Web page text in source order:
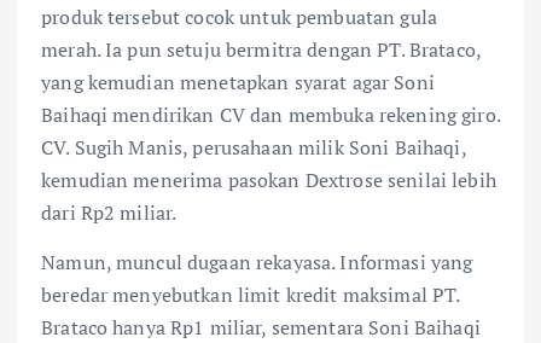
produk tersebut cocok untuk pembuatan gula
merah. Ia pun setuju bermitra dengan PT. Brataco,
yang kemudian menetapkan syarat agar Soni
Baihaqi mendirikan CV dan membuka rekening giro.
CV. Sugih Manis, perusahaan milik Soni Baihaqi,
kemudian menerima pasokan Dextrose senilai lebih
dari Rp2 miliar.
Namun, muncul dugaan rekayasa. Informasi yang
beredar menyebutkan limit kredit maksimal PT.
Brataco hanya Rp1 miliar, sementara Soni Baihaqi